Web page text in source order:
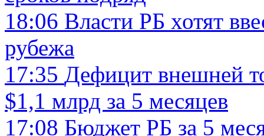
18:06 Власти РБ хотят
рубежа
17:35 Дефицит внешней
$1,1 млрд за 5 месяцев
17:08 Бюджет РБ за 5